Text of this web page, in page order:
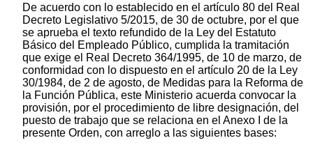
De acuerdo con lo establecido en el artículo 80 del Real
Decreto Legislativo 5/2015, de 30 de octubre, por el que
se aprueba el texto refundido de la Ley del Estatuto
Básico del Empleado Público, cumplida la tramitación
que exige el Real Decreto 364/1995, de 10 de marzo, de
conformidad con lo dispuesto en el artículo 20 de la Ley
30/1984, de 2 de agosto, de Medidas para la Reforma de
la Función Pública, este Ministerio acuerda convocar la
provisión, por el procedimiento de libre designación, del
puesto de trabajo que se relaciona en el Anexo I de la
presente Orden, con arreglo a las siguientes bases: